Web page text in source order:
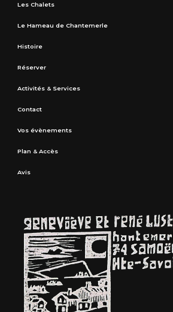
Les Chalets
Le Hameau de Chantemerle
Histoire
Réserver
Activités & Services
Contact
Vos évènements
Plan & Accès
Avis